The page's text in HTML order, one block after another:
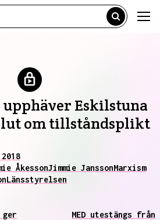
upphäver Eskilstuna
om tillståndsplikt
ÅkessonJimmie JanssonMarxism
Länsstyrelsen
MED utestängs från